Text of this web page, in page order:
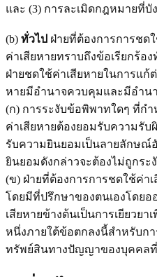
และ (3) การละเมิดกฎหมายที่บั
(b) ทั่วไป ฝ่ายที่ต้องการการชด
ค่าเสียหายทราบถึงข้อเรียกร้
ฝ่ายชดใช้ค่าเสียหายในการแก้
หายมีอำนาจควบคุมและมีอำนา
(ก) การระงับข้อพิพาทใดๆ ที่ก
ค่าเสียหายต้องยอมรับความรับ
รับความยินยอมเป็นลายลักษณ์
ยินยอมดังกล่าวจะต้องไม่ถูกระ
(ข) ฝ่ายที่ต้องการการชดใช้ค่า
โดยมีที่ปรึกษาของตนเองโดยอ
เสียหายข้างต้นเป็นการเยียวยา
หนึ่งภายใต้ข้อตกลงนี้สำหรับก
ทรัพย์สินทางปัญญาของบุคคล